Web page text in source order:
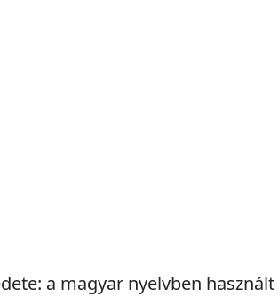
a magyar nyelvben